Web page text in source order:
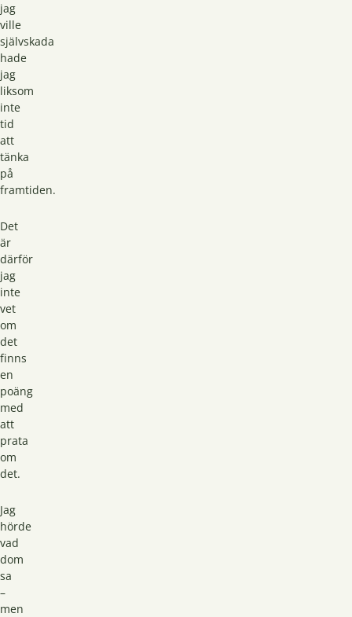
jag
ville
självskada
hade
jag
liksom
inte
tid
att
tänka
på
framtiden.
Det
är
därför
jag
inte
vet
om
det
finns
en
poäng
med
att
prata
om
det.
Jag
hörde
vad
dom
sa
–
men